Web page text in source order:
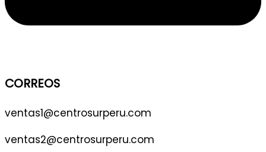
CORREOS
ventas1@centrosurperu.com
ventas2@centrosurperu.com